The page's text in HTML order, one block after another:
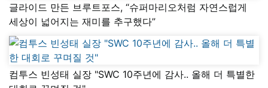
글라이드 만든 브루트포스, “슈퍼마리오처럼 자연스럽게
세상이 넓어지는 재미를 추구했다”
컴투스 빈성태 실장 "SWC 10주년에 감사.. 올해 더 특별한